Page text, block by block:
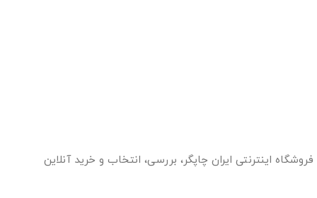
فروشگاه اینترنتی ایران چاپگر، بررسی، انتخاب و خرید آنلاین